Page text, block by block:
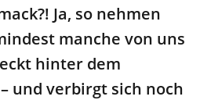
Ja, so nehmen
manche von uns
hinter dem
und verbirgt sich noch